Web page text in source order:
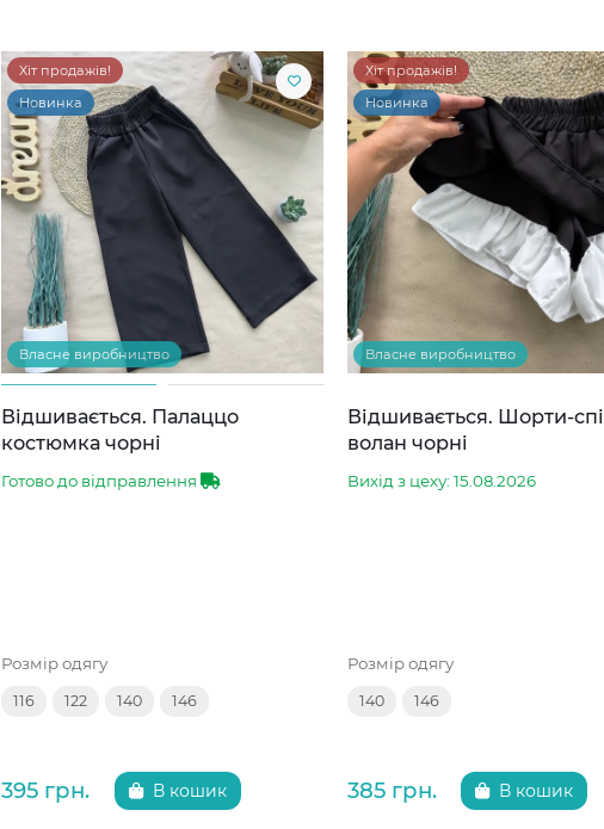
Хіт продажів!
Новинка
Власне виробництво
Відшивається. Палаццо
костюмка чорні
Готово до відправлення
Розмір одягу
116 122 140 146
395 грн. В кошик
Хіт продажів!
Новинка
Власне виробництво
Відшивається. Шорти-
волан чорні
Вихід з цеху: 15.08.2026
Розмір одягу
140 146
385 грн. В кошик